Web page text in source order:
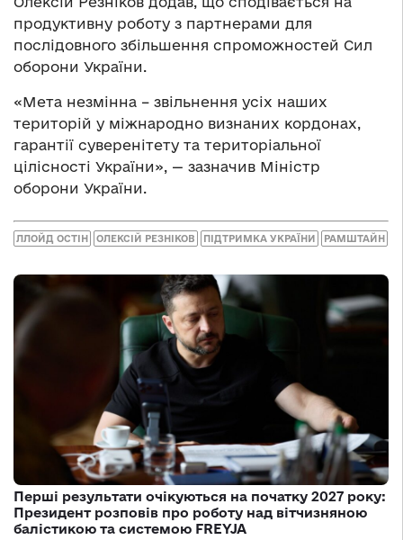
продуктивну роботу з партнерами для
послідовного збільшення спроможностей Сил
оборони України.
«Мета незмінна – звільнення усіх наших
територій у міжнародно визнаних кордонах,
гарантії суверенітету та територіальної
цілісності України», — зазначив Міністр
оборони України.
ЛЛОЙД ОСТІН ОЛЕКСІЙ РЕЗНІКОВ ПІДТРИМКА УКРАЇНИ РАМШТАЙН
Перші результати очікуються на початку 2027 року:
Президент розповів про роботу над вітчизняною
балістикою та системою FREYJA